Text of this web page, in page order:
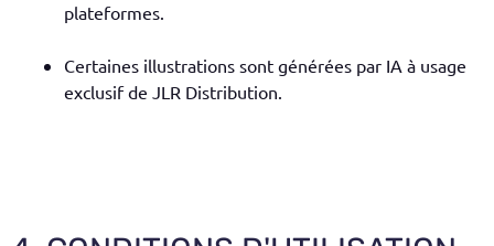
plateformes.
Certaines illustrations sont générées par IA à usage
exclusif de JLR Distribution.